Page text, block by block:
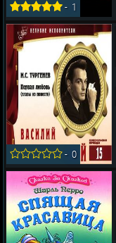
- 1
-0